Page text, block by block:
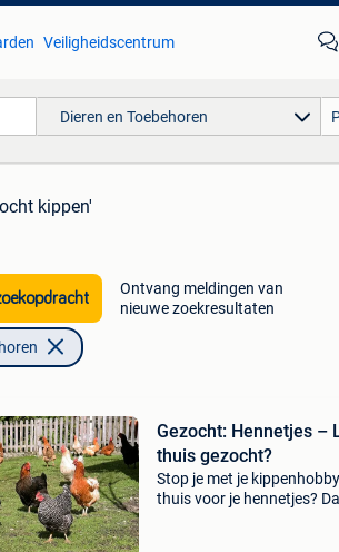
Veiligheidscentrum
Dieren en Toebehoren
kippen'
Ontvang meldingen van
nieuwe zoekresultaten
Gezocht: Hennetjes –
thuis gezocht?
Stop je met je
thuis voor je hennetjes?